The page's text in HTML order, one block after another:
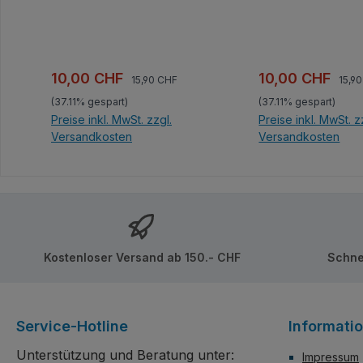
keine Aufkleber!
Verkaufspreis:
10,00 CHF Regulärer Preis:
15,90 CHF
(37.11% gespart)
Preise inkl. MwSt. zzgl.
Versandkosten
Innen wie Außen vor
kreativen
so strotzen. Alle Teile
bedruckt, keine
Verkaufspreis:
10,00 CHF
(37.11% gespart)
Preise inkl. MwSt.
Versandkosten
Kostenloser Versand ab 150.- CHF
Service-Hotline
Unterstützung und Beratung unter:
Impressum